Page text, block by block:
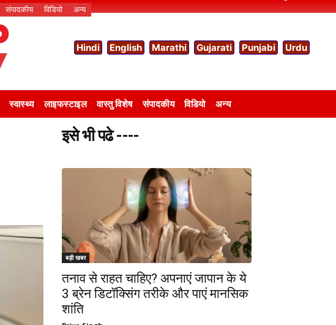
संपादकीय विडियो अन्य
Hindi English Marathi Gujarati Punjabi Urdu
स्वास्थ्य लाइफस्टाइल वास्तु विशेष संपादकीय विडियो अन्य
इसे भी पढे ----
बड़ी खबर
तनाव से राहत चाहिए? अपनाएं जापान के ये
3 ब्रेन डिटॉक्सिंग तरीके और पाएं मानसिक
शांति